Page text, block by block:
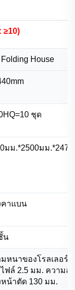
≥10)
House
ชุด
มม.*2500มม
าแบน
น
หนาของโรลเลอร์
ฟล์ 2.5 มม. ความสูง
น้าตัด 130 มม.